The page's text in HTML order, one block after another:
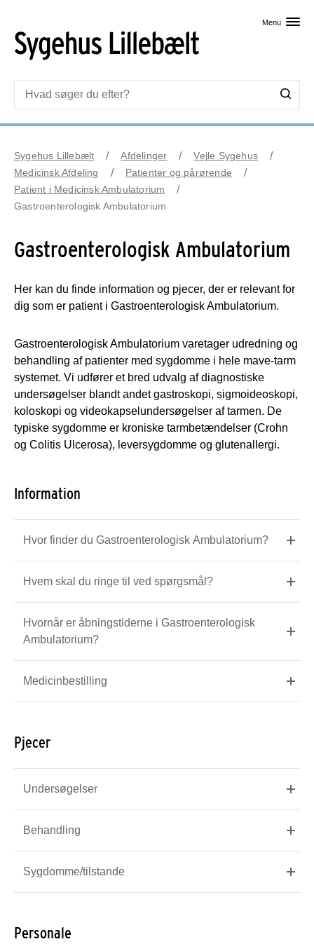
Menu
Sygehus Lillebælt Afdelinger
Vejle Sygehus
Medicinsk Afdeling
Patienter og pårørende
Patient i Medicinsk Ambulatorium
Gastroenterologisk Ambulatorium
Gastroenterologisk Ambulatorium
Her kan du finde information og pjecer, der er relevant for
dig som er patient i Gastroenterologisk Ambulatorium.
Gastroenterologisk Ambulatorium varetager udredning og
behandling af patienter med sygdomme i hele mave-tarm
systemet. Vi udfører et bred udvalg af diagnostiske
undersøgelser blandt andet gastroskopi, sigmoideoskopi,
koloskopi og videokapselundersøgelser af tarmen. De
typiske sygdomme er kroniske tarmbetændelser (Crohn
og Colitis Ulcerosa), leversygdomme og glutenallergi.
Information
Hvor finder du Gastroenterologisk Ambulatorium?
Hvem skal du ringe til ved spørgsmål?
Hvornår er åbningstiderne i Gastroenterologisk
Ambulatorium?
Medicinbestilling
Pjecer
Undersøgelser
Behandling
Sygdomme/tilstande
Personale